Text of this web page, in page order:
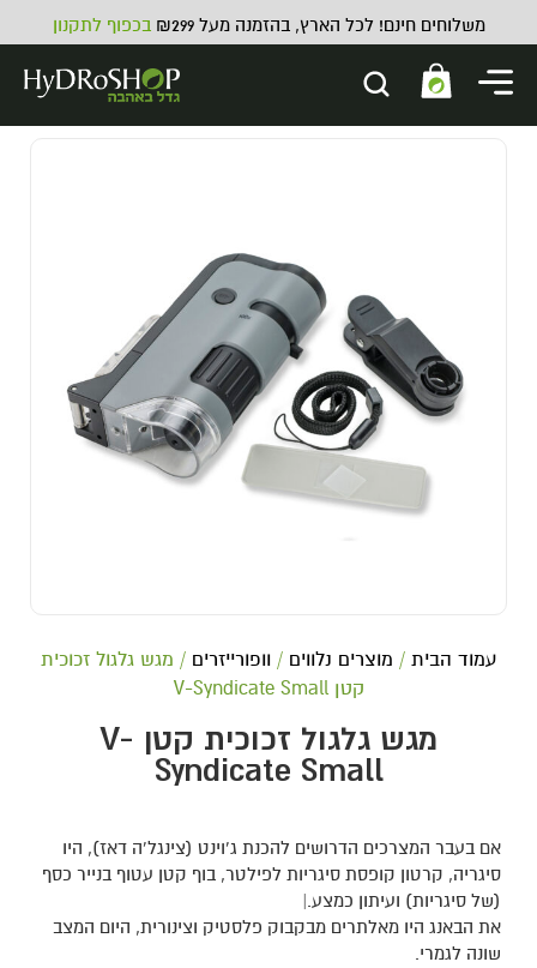
משלוחים חינם! לכל הארץ, בהזמנה מעל ₪299 בכפוף לתקנון
עמוד הבית / מוצרים נלווים / וופורייזרים / מגש גלגול זכוכית
קטן V-Syndicate Small
מגש גלגול זכוכית קטן V-
Syndicate Small
אם בעבר המצרכים הדרושים להכנת ג’וינט (צינגל’ה דאז), היו
סיגריה, קרטון קופסת סיגריות לפילטר, בוף קטן עטוף בנייר כסף
(של סיגריות) ועיתון כמצע.|
את הבאנג היו מאלתרים מבקבוק פלסטיק וצינורית, היום המצב
שונה לגמרי.
מפוח קווי VENTS TT-SILENT -
1330 מק"ש 10 צול
₪ 2,099.00
+
ADD